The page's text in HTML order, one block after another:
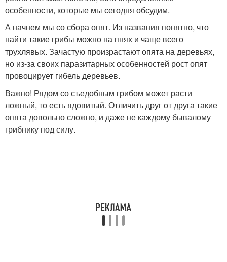
особенности, которые мы сегодня обсудим.
А начнем мы со сбора опят. Из названия понятно, что
найти такие грибы можно на пнях и чаще всего
трухлявых. Зачастую произрастают опята на деревьях,
но из-за своих паразитарных особенностей рост опят
провоцирует гибель деревьев.
Важно! Рядом со съедобным грибом может расти
ложный, то есть ядовитый. Отличить друг от друга такие
опята довольно сложно, и даже не каждому бывалому
грибнику под силу.